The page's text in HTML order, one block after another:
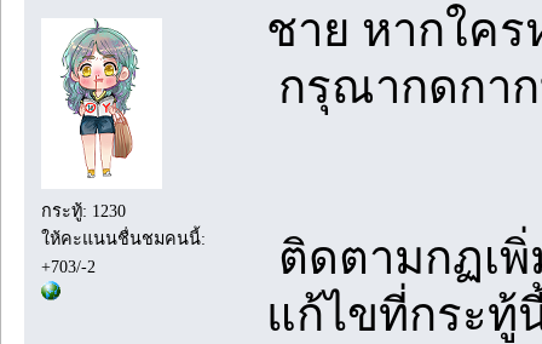
กระทู้: 1230
ให้คะแนนชื่นชมคนนี้:
+703/-2
ชาย หากใค
กรุณากดกา
ติดตามกฏเ
แก้ไขที่กระทู้